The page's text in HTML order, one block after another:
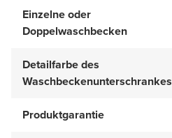
Einzelne oder
Doppelwaschbecken
Detailfarbe des
Waschbeckenunterschrankes
Produktgarantie